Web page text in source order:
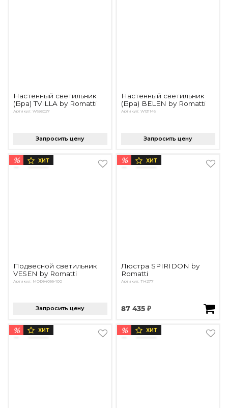
Настенный светильник
(Бра) TVILLA by Romatti
Артикул: W693027
Запросить цену
Настенный светильник
(Бра) BELEN by Romatti
Артикул: W131146
Запросить цену
% ХИТ
Подвесной светильник
VESEN by Romatti
Артикул: MOD94099-100
Запросить цену
% ХИТ
Люстра SPIRIDON by
Romatti
Артикул: TH277
87 435 ₽
% ХИТ % ХИТ